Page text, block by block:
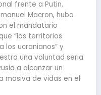
frente a Putin.
Macron, hubo
el mandatario
“los territorios
los ucranianos” y
una voluntad seria
a alcanzar un
masiva de vidas en el